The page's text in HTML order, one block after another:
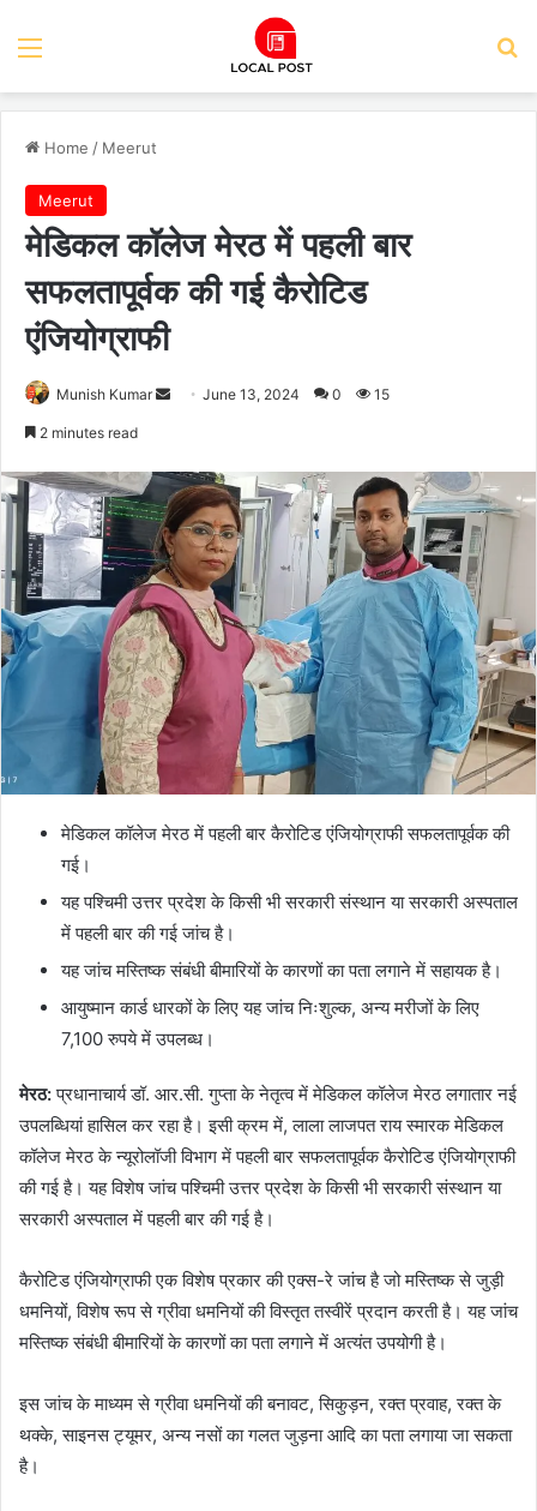
Menu
Home / Meerut
Meerut
मेडिकल कॉलेज मेरठ में पहली बार
सफलतापूर्वक की गई कैरोटिड
एंजियोग्राफी
Munish Kumar
SendJune 13, 2024 0 15
2 minutes read
मेडिकल कॉलेज मेरठ में पहली बार कैरोटिड एंजियोग्राफी सफलतापूर्वक की
गई।
यह पश्चिमी उत्तर प्रदेश के किसी भी सरकारी संस्थान या सरकारी अस्पताल
में पहली बार की गई जांच है।
यह जांच मस्तिष्क संबंधी बीमारियों के कारणों का पता लगाने में सहायक है।
आयुष्मान कार्ड धारकों के लिए यह जांच निःशुल्क, अन्य मरीजों के लिए
7,100 रुपये में उपलब्ध।
मेरठ:प्रधानाचार्य डॉ. आर.सी. गुप्ता के नेतृत्व में मेडिकल कॉलेज मेरठ लगातार नई
उपलब्धियां हासिल कर रहा है। इसी क्रम में, लाला लाजपत राय स्मारक मेडिकल
कॉलेज मेरठ के न्यूरोलॉजी विभाग में पहली बार सफलतापूर्वक कैरोटिड एंजियोग्राफी
की गई है। यह विशेष जांच पश्चिमी उत्तर प्रदेश के किसी भी सरकारी संस्थान या
सरकारी अस्पताल में पहली बार की गई है।
कैरोटिड एंजियोग्राफी एक विशेष प्रकार की एक्स-रे जांच है जो मस्तिष्क से जुड़ी
धमनियों, विशेष रूप से ग्रीवा धमनियों की विस्तृत तस्वीरें प्रदान करती है। यह जांच
मस्तिष्क संबंधी बीमारियों के कारणों का पता लगाने में अत्यंत उपयोगी है।
इस जांच के माध्यम से ग्रीवा धमनियों की बनावट, सिकुड़न, रक्त प्रवाह, रक्त के
थक्के, साइनस ट्यूमर, अन्य नसों का गलत जुड़ना आदि का पता लगाया जा सकता
है।